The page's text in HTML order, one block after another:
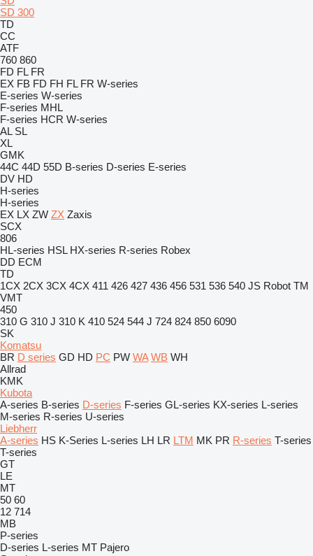
SD 300
TD
CC
ATF
760 860
FD FL FR
EX FB FD FH FL FR W-series
E-series W-series
F-series MHL
F-series HCR W-series
AL SL
XL
GMK
44C 44D 55D B-series D-series E-series
DV HD
H-series
H-series
EX LX ZW ZX Zaxis
SCX
806
HL-series HSL HX-series R-series Robex
DD ECM
TD
1CX 2CX 3CX 4CX 411 426 427 436 456 531 536 540 JS Robot TM
VMT
450
310 G 310 J 310 K 410 524 544 J 724 824 850 6090
SK
Komatsu
BR D series GD HD PC PW WA WB WH
Allrad
KMK
Kubota
A-series B-series D-series F-series GL-series KX-series L-series
M-series R-series U-series
Liebherr
A-series HS K-Series L-series LH LR LTM MK PR R-series T-series
T-series
GT
LE
MT
50 60
12 714
MB
P-series
D-series L-series MT Pajero